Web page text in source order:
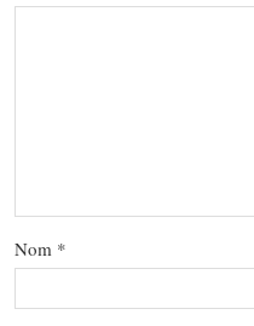
Nom *